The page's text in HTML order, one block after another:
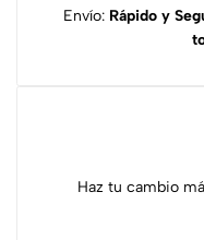
Envío: Rápido y
Haz tu cambio